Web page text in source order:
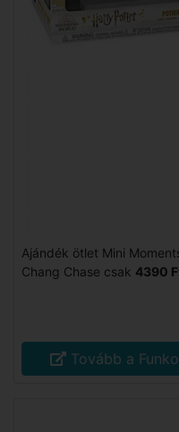
Ajándék ötlet Mini
Chang Chase csak 4390
Tovább a